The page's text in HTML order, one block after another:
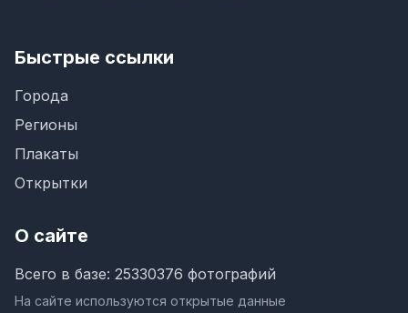
Быстрые ссылки
Города
Регионы
Плакаты
Открытки
О сайте
Всего в базе: 25330376 фотографий
На сайте используются открытые данные